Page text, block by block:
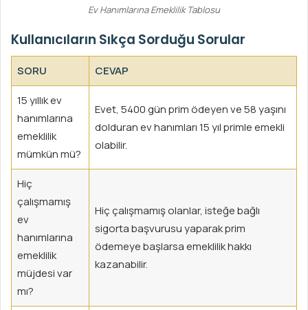
Ev Hanımlarına Emeklilik Tablosu
Kullanıcıların Sıkça Sorduğu Sorular
SORU CEVAP
15 yıllık ev
hanımlarına
emeklilik
mümkün mü?
Evet, 5400 gün prim ödeyen ve 58 yaşını
dolduran ev hanımları 15 yıl primle emekli
olabilir.
Hiç
çalışmamış
ev
hanımlarına
emeklilik
müjdesi var
mı?
Hiç çalışmamış olanlar, isteğe bağlı
sigorta başvurusu yaparak prim
ödemeye başlarsa emeklilik hakkı
kazanabilir.